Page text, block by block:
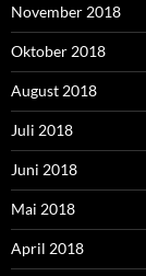
November 2018
Oktober 2018
August 2018
Juli 2018
Juni 2018
Mai 2018
April 2018